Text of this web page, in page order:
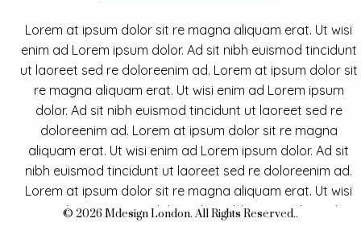
Lorem at ipsum dolor sit re magna aliquam erat. Ut wisi
enim ad Lorem ipsum dolor. Ad sit nibh euismod tincidunt
ut laoreet sed re doloreenim ad. Lorem at ipsum dolor sit
re magna aliquam erat. Ut wisi enim ad Lorem ipsum
dolor. Ad sit nibh euismod tincidunt ut laoreet sed re
doloreenim ad. Lorem at ipsum dolor sit re magna
aliquam erat. Ut wisi enim ad Lorem ipsum dolor. Ad sit
nibh euismod tincidunt ut laoreet sed re doloreenim ad.
Lorem at ipsum dolor sit re magna aliquam erat. Ut wisi
enim ad Lorem ipsum dolor. Ad sit nibh euismod tincidunt
© 2026 Mdesign London. All Rights Reserved..